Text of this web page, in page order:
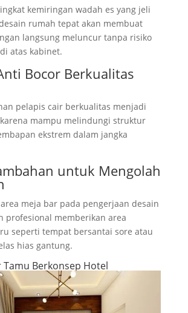
kemiringan wadah es yang jeli
rumah tepat akan membuat
langsung meluncur tanpa risiko
atas kabinet.
Bocor Berkualitas
pelapis cair berkualitas menjadi
mampu melindungi struktur
ekstrem dalam jangka
untuk Mengolah
meja bar pada pengerjaan desain
profesional memberikan area
seperti tempat bersantai sore atau
hias gantung.
Tamu Berkonsep Hotel